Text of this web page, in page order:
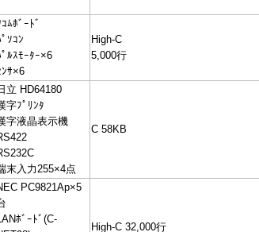
ﾑﾎﾞｰﾄﾞ
ｿｺﾝ
ﾙｽﾓｰﾀｰ×6
ﾝｻ×6
High-C
5,000行
立 HD64180
字ﾌﾟﾘﾝﾀ
字液晶表示機
末入力255×4点
C 58KB
PC9821Ap×5
ﾎﾞｰﾄﾞ(C-
High-C 32,000行